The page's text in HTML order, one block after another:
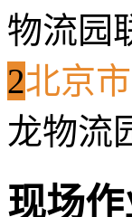
物流园
2北京
龙物流
现场作